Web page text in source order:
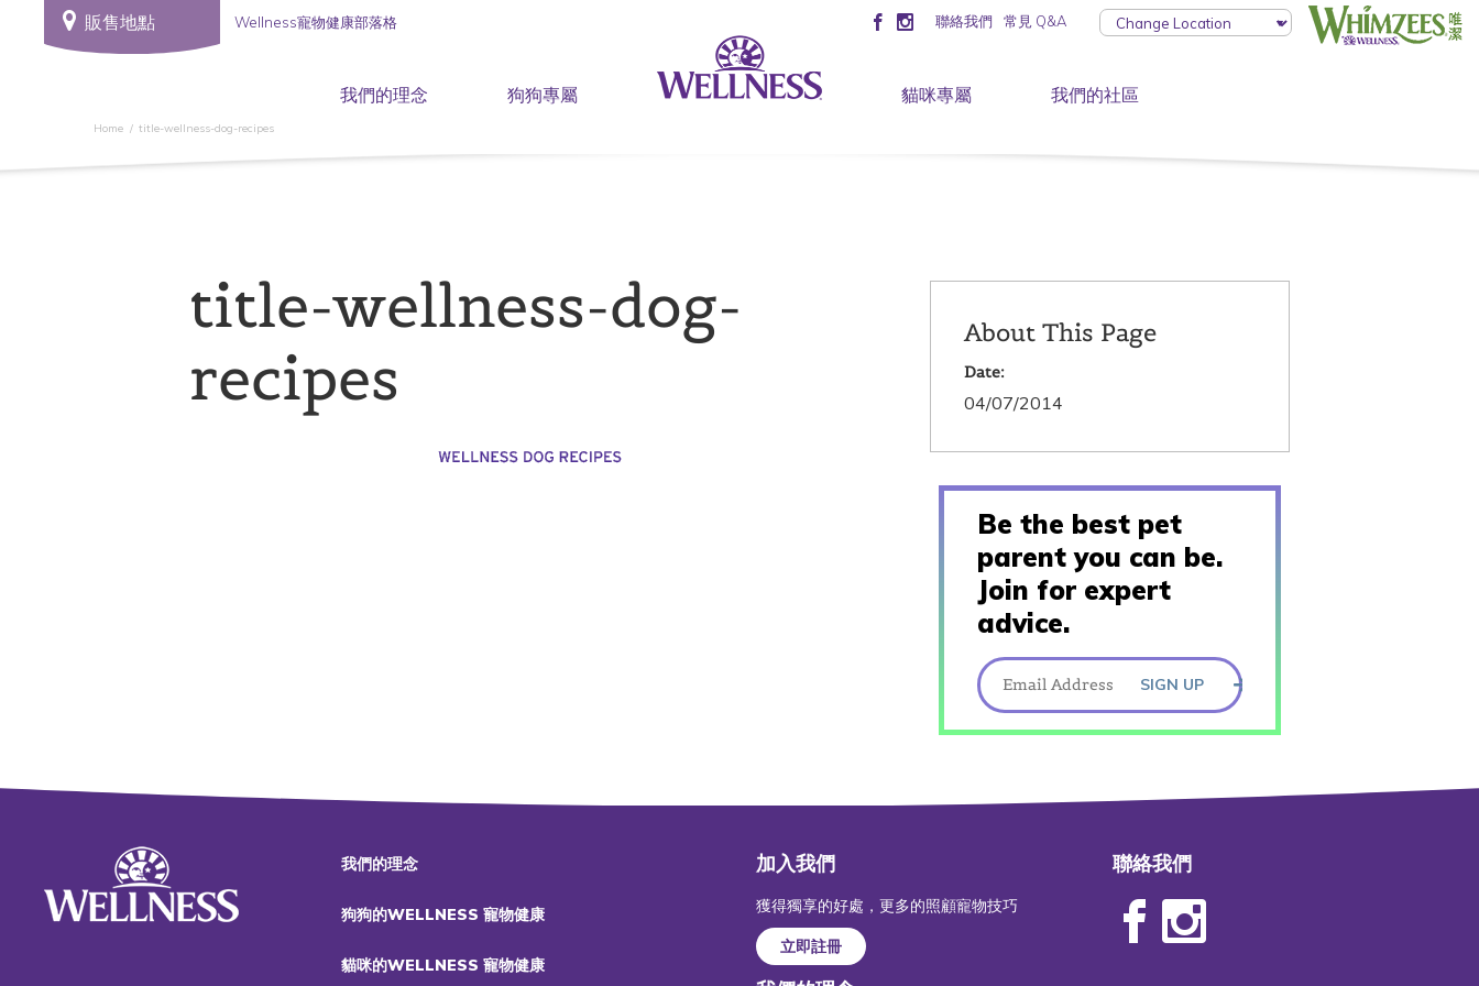
販售地點 Wellness寵物健康部落格 聯絡我們 常見 Q&A
我們的理念 狗狗專屬 貓咪專屬 我們的社區
Home title-wellness-dog-recipes
title-wellness-dog-
recipes
About This Page
Date:
04/07/2014
Be the best pet
parent you can be.
Join for expert
advice.
SIGN UP
我們的理念
狗狗的WELLNESS 寵物健康
貓咪的WELLNESS 寵物健康
加入我們
獲得獨享的好處，更多的照顧寵物技巧
立即註冊
聯絡我們